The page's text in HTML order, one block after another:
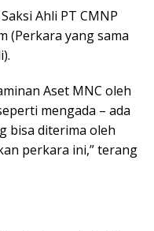
Ahli PT CMNP
(Perkara yang sama
Aset MNC oleh
mengada – ada
bisa diterima oleh
perkara ini,” terang